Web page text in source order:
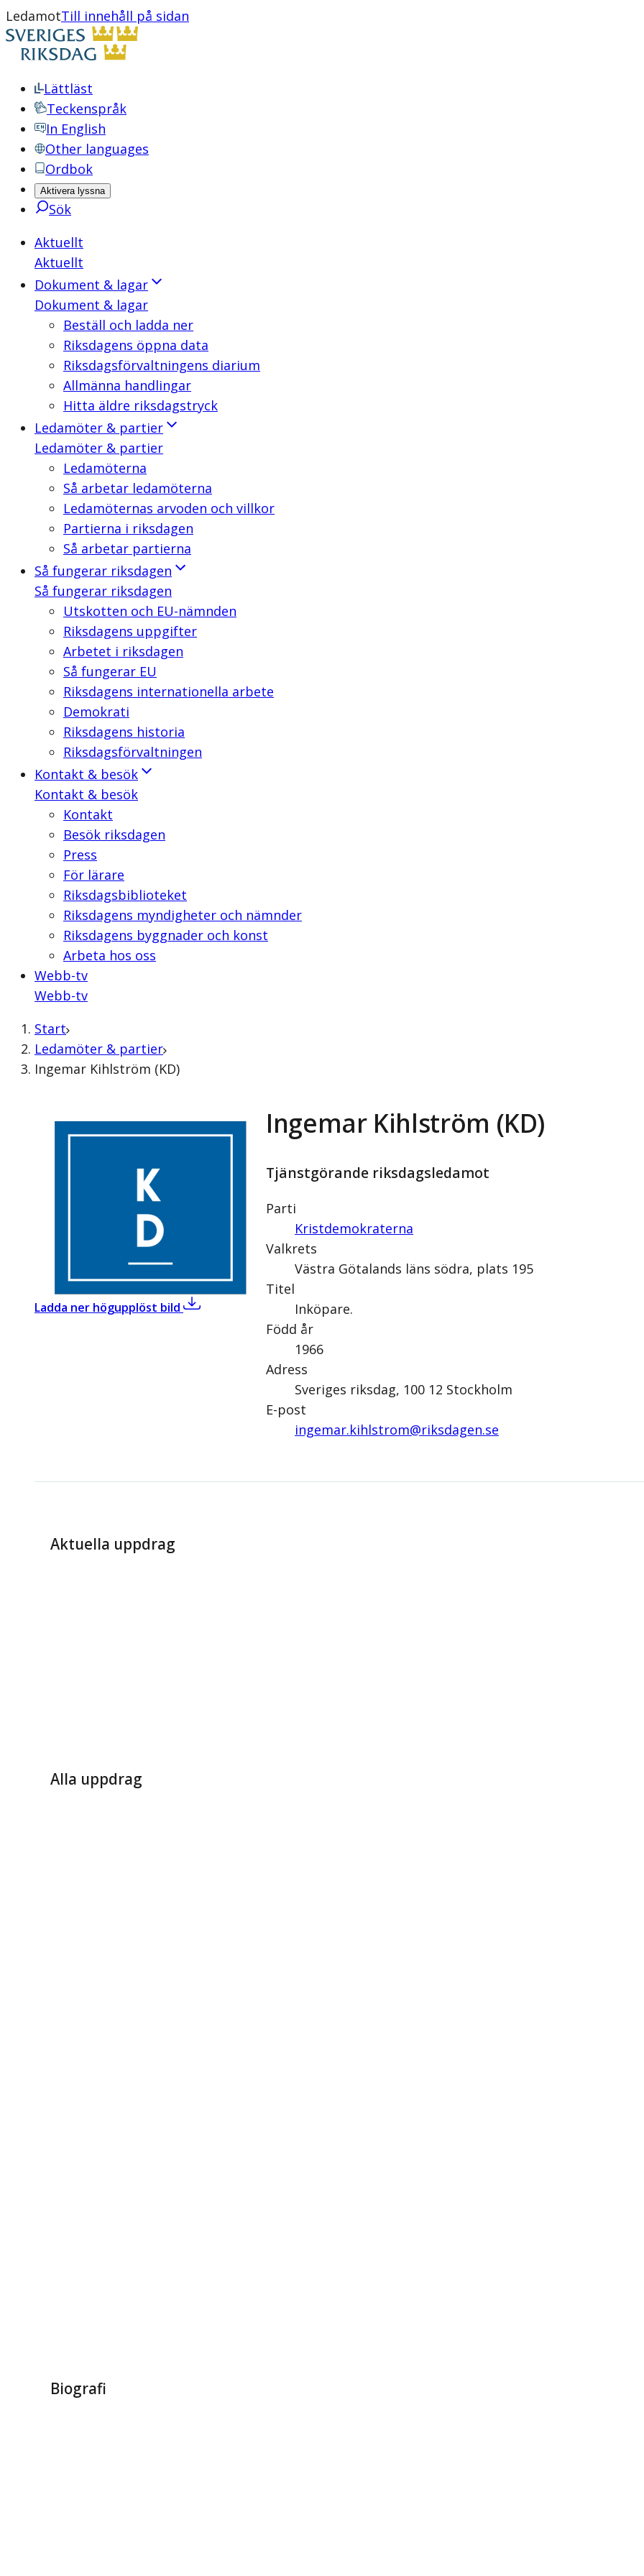
LedamotTill innehåll på sidan
Lättläst
Teckenspråk
In English
Other languages
Ordbok
Aktivera lyssna
Sök
Aktuellt
Aktuellt
Dokument & lagar
Dokument & lagar
Beställ och ladda ner
Riksdagens öppna data
Riksdagsförvaltningens diarium
Allmänna handlingar
Hitta äldre riksdagstryck
Ledamöter & partier
Ledamöter & partier
Ledamöterna
Så arbetar ledamöterna
Ledamöternas arvoden och villkor
Partierna i riksdagen
Så arbetar partierna
Så fungerar riksdagen
Så fungerar riksdagen
Utskotten och EU-nämnden
Riksdagens uppgifter
Arbetet i riksdagen
Så fungerar EU
Riksdagens internationella arbete
Demokrati
Riksdagens historia
Riksdagsförvaltningen
Kontakt & besök
Kontakt & besök
Kontakt
Besök riksdagen
Press
För lärare
Riksdagsbiblioteket
Riksdagens myndigheter och nämnder
Riksdagens byggnader och konst
Arbeta hos oss
Webb-tv
Webb-tv
Start
Ledamöter & partier
Ingemar Kihlström (KD)
Ladda ner högupplöst bild ,Ingemar Kihlström (KD)
Ingemar Kihlström (KD)
Tjänstgörande riksdagsledamot
Parti
Kristdemokraterna
Valkrets
Västra Götalands läns södra, plats 195
Titel
Inköpare.
Född år
1966
Adress
Sveriges riksdag, 100 12 Stockholm
E-post
ingemar.kihlstrom@­riksdagen.se
Aktuella uppdrag
Alla uppdrag
Biografi